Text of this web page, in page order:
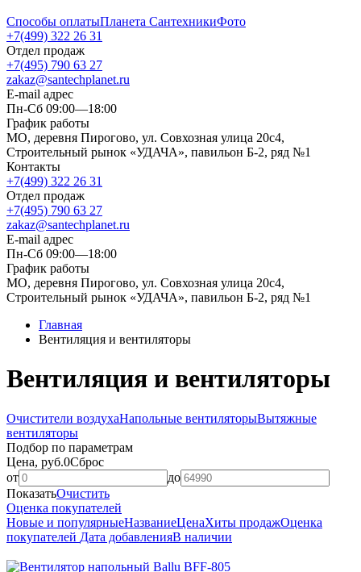
Способы оплатыПланета СантехникиФото
+7(499) 322 26 31
Отдел продаж
+7(495) 790 63 27
zakaz@santechplanet.ru
E-mail адрес
Пн-Сб 09:00—18:00
График работы
МО, деревня Пирогово, ул. Совхозная улица 20с4,
Строительный рынок «УДАЧА», павильон Б-2, ряд №1
Контакты
+7(499) 322 26 31
Отдел продаж
+7(495) 790 63 27
zakaz@santechplanet.ru
E-mail адрес
Пн-Сб 09:00—18:00
График работы
МО, деревня Пирогово, ул. Совхозная улица 20с4,
Строительный рынок «УДАЧА», павильон Б-2, ряд №1
Главная
Вентиляция и вентиляторы
Вентиляция и вентиляторы
Очистители воздухаНапольные вентиляторыВытяжные
вентиляторы
Подбор по параметрам
Цена, руб.0Сброс
от
до
ПоказатьОчистить
Оценка покупателей
Новые и популярныеНазваниеЦенаХиты продажОценка
покупателей Дата добавленияВ наличии